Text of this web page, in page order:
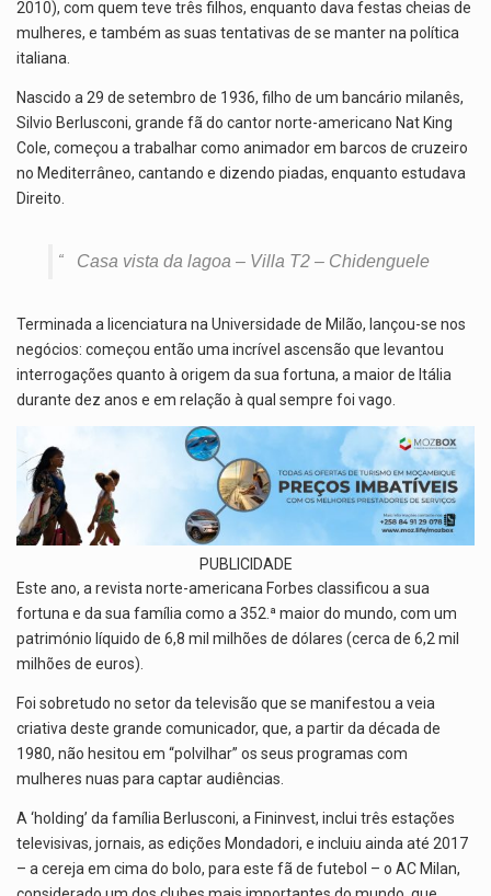
2010), com quem teve três filhos, enquanto dava festas cheias de
mulheres, e também as suas tentativas de se manter na política
italiana.
Nascido a 29 de setembro de 1936, filho de um bancário milanês,
Silvio Berlusconi, grande fã do cantor norte-americano Nat King
Cole, começou a trabalhar como animador em barcos de cruzeiro
no Mediterrâneo, cantando e dizendo piadas, enquanto estudava
Direito.
Casa vista da lagoa – Villa T2 – Chidenguele
Terminada a licenciatura na Universidade de Milão, lançou-se nos
negócios: começou então uma incrível ascensão que levantou
interrogações quanto à origem da sua fortuna, a maior de Itália
durante dez anos e em relação à qual sempre foi vago.
PUBLICIDADE
Este ano, a revista norte-americana Forbes classificou a sua
fortuna e da sua família como a 352.ª maior do mundo, com um
património líquido de 6,8 mil milhões de dólares (cerca de 6,2 mil
milhões de euros).
Foi sobretudo no setor da televisão que se manifestou a veia
criativa deste grande comunicador, que, a partir da década de
1980, não hesitou em “polvilhar” os seus programas com
mulheres nuas para captar audiências.
A ‘holding’ da família Berlusconi, a Fininvest, inclui três estações
televisivas, jornais, as edições Mondadori, e incluiu ainda até 2017
– a cereja em cima do bolo, para este fã de futebol – o AC Milan,